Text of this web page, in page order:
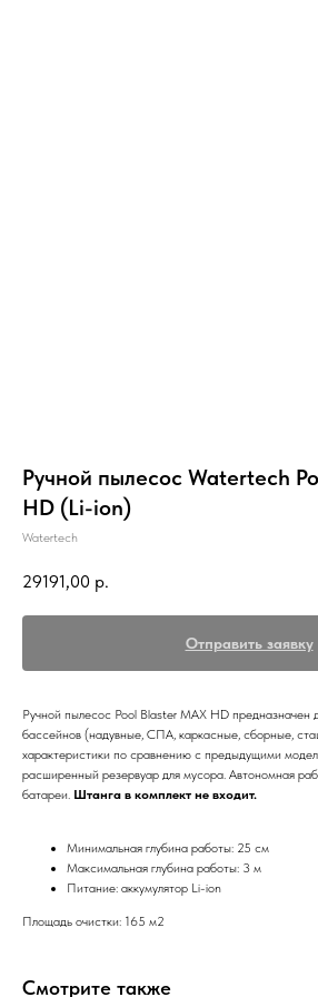
Ручной пылесос Watertech
HD (Li-ion)
Watertech
29191,00 р.
Отправить заявку
Ручной пылесос Pool Blaster MAX HD предназначен
бассейнов (надувные, СПА, каркасные, сборные,
характеристики по сравнению с предыдущими
расширенный резервуар для мусора. Автономная
батареи. Штанга в комплект не входит.
Минимальная глубина работы: 25 см
Максимальная глубина работы: 3 м
Питание: аккумулятор Li-ion
Площадь очистки: 165 м2
Смотрите также